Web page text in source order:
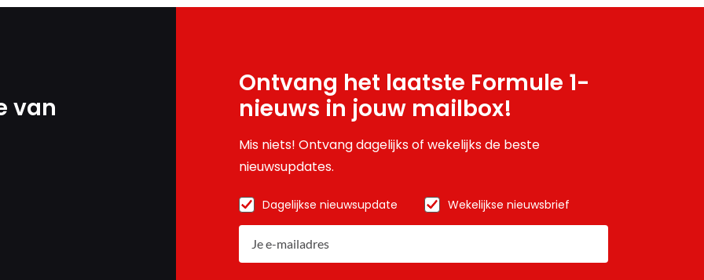
van
Ontvang het laatste Formule 1-
nieuws in jouw mailbox!
Mis niets! Ontvang dagelijks of wekelijks de beste
nieuwsupdates.
Dagelijkse nieuwsupdate Wekelijkse nieuwsbrief